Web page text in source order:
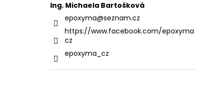
Ing. Michaela Bartošková
epoxyma@seznam.cz
https://www.facebook.com/epoxyma
cz
epoxyma_cz